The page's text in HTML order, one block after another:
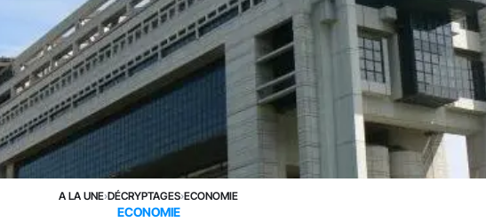
A LA UNE›DÉCRYPTAGES›ECONOMIE
ECONOMIE